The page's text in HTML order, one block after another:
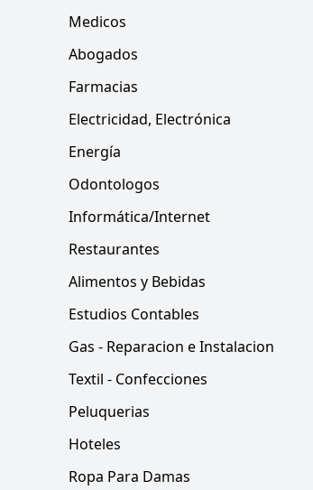
Medicos
Abogados
Farmacias
Electricidad, Electrónica
Energía
Odontologos
Informática/Internet
Restaurantes
Alimentos y Bebidas
Estudios Contables
Gas - Reparacion e Instalacion
Textil - Confecciones
Peluquerias
Hoteles
Ropa Para Damas